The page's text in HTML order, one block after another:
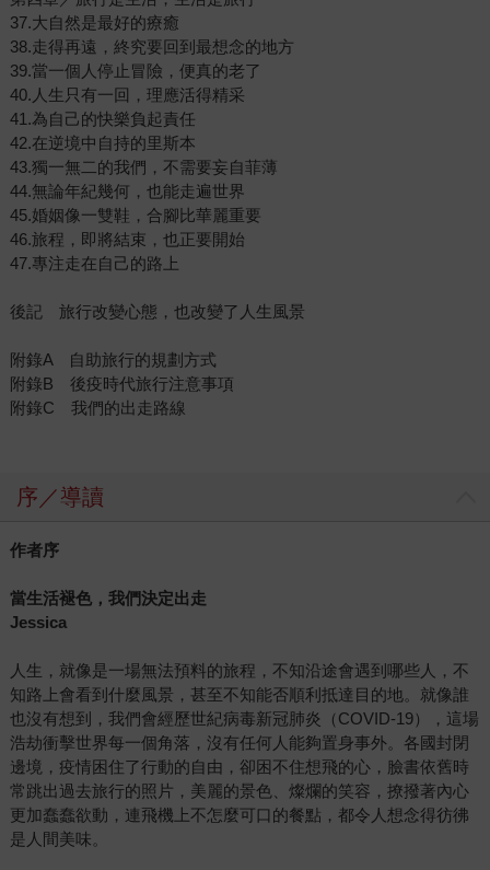
37.大自然是最好的療癒
38.走得再遠，終究要回到最想念的地方
39.當一個人停止冒險，便真的老了
40.人生只有一回，理應活得精采
41.為自己的快樂負起責任
42.在逆境中自持的里斯本
43.獨一無二的我們，不需要妄自菲薄
44.無論年紀幾何，也能走遍世界
45.婚姻像一雙鞋，合腳比華麗重要
46.旅程，即將結束，也正要開始
47.專注走在自己的路上
後記 旅行改變心態，也改變了人生風景
附錄A 自助旅行的規劃方式
附錄B 後疫時代旅行注意事項
附錄C 我們的出走路線
序／導讀
作者序
當生活褪色，我們決定出走
Jessica
人生，就像是一場無法預料的旅程，不知沿途會遇到哪些人，不
知路上會看到什麼風景，甚至不知能否順利抵達目的地。就像誰
也沒有想到，我們會經歷世紀病毒新冠肺炎（COVID-19），這場
浩劫衝擊世界每一個角落，沒有任何人能夠置身事外。各國封閉
邊境，疫情困住了行動的自由，卻困不住想飛的心，臉書依舊時
常跳出過去旅行的照片，美麗的景色、燦爛的笑容，撩撥著內心
更加蠢蠢欲動，連飛機上不怎麼可口的餐點，都令人想念得彷彿
是人間美味。